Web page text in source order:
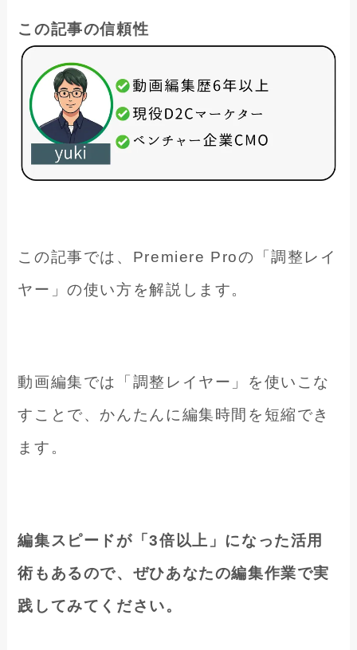
この記事の信頼性
この記事では、Premiere Proの「調整レイ
ヤー」の使い方を解説します。
動画編集では「調整レイヤー」を使いこな
すことで、かんたんに編集時間を短縮でき
ます。
編集スピードが「3倍以上」になった活用
術もあるので、ぜひあなたの編集作業で実
践してみてください。